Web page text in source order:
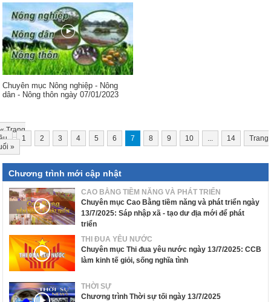
Chuyên mục Nông nghiệp - Nông
dân - Nông thôn ngày 07/01/2023
«Trang
1 2 3 4 5 6 7 8 9 10 ... 14
Trang
»
Chương trình mới cập nhật
CAO BẰNG TIỀM NĂNG VÀ PHÁT TRIỂN
Chuyên mục Cao Bằng tiềm năng và phát triển ngày
13/7/2025: Sáp nhập xã - tạo dư địa mới để phát
triển
THI ĐUA YÊU NƯỚC
Chuyên mục Thi đua yêu nước ngày 13/7/2025: CCB
làm kinh tế giỏi, sống nghĩa tình
THỜI SỰ
Chương trình Thời sự tối ngày 13/7/2025